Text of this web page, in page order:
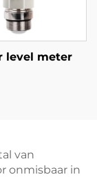
level meter
van
onmisbaar in